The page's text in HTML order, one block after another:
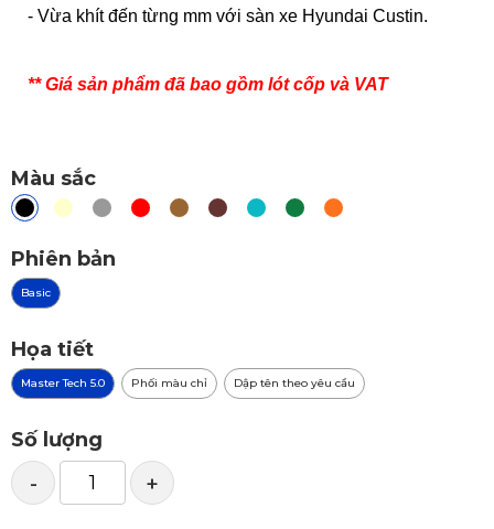
- Vừa khít đến từng mm với sàn xe Hyundai Custin.
** Giá sản phẩm đã bao gồm lót cốp và VAT
Màu sắc
Phiên bản
Basic
Họa tiết
Master Tech 5.0 Phối màu chỉ Dập tên theo yêu cầu
Số lượng
- +